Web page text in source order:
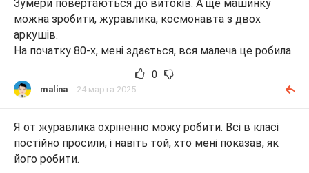
Зумери повертаються до витоків. А ще машинку
можна зробити, журавлика, космонавта з двох
аркушів.
На початку 80-х, мені здається, вся малеча це робила.
0
malina 24 марта 2025
Я от журавлика охріненно можу робити. Всі в класі
постійно просили, і навіть той, хто мені показав, як
його робити.